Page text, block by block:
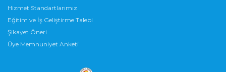
Hizmet Standartlarımız
Eğitim ve İş Geliştirme Talebi
Şikayet Öneri
Üye Memnuniyet Anketi